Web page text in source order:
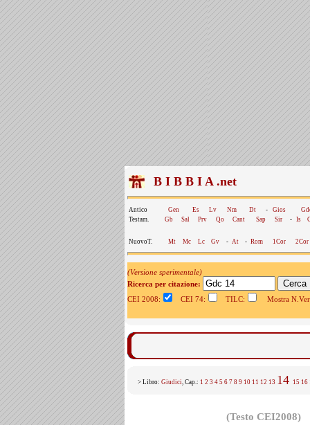
B I B B I A .net
Antico Gen Es Lv Nm Dt - Gios
Testam.
Gb Sal Prv Qo Cant Sap Sir - Is
NuovoT. Mt Mc Lc Gv - At - Rom 1Cor 2Cor
(Versione sperimentale)
Ricerca per citazione:
CEI 2008:
CEI 74: TILC: Mostra
> Libro: Giudici, Cap.: 1 2 3 4 5 6 7 8 9 10 11 12 13 14 15 16
(Testo CEI2008)